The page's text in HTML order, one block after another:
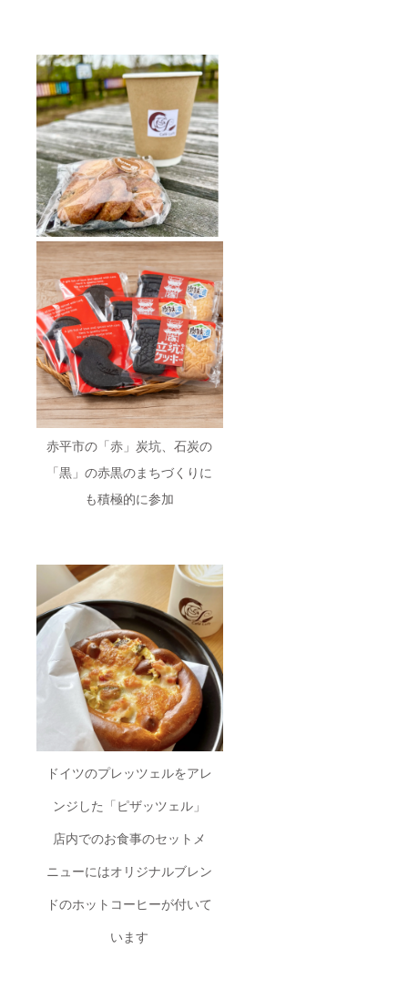
赤平市の「赤」炭坑、石炭の
「黒」の赤黒のまちづくりに
も積極的に参加
ドイツのプレッツェルをアレ
ンジした「ピザッツェル」
店内でのお食事のセットメ
ニューにはオリジナルブレン
ドのホットコーヒーが付いて
います